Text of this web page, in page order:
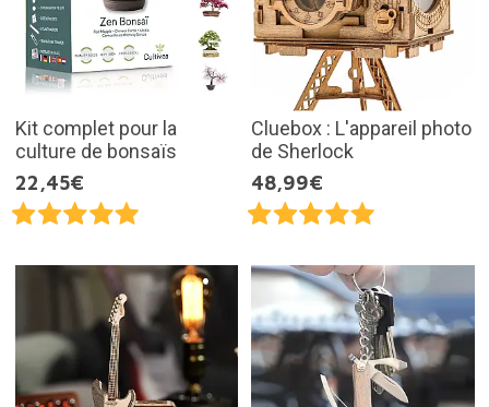
Kit complet pour la
culture de bonsaïs
22,45€
Cluebox : L'appareil photo
de Sherlock
48,99€